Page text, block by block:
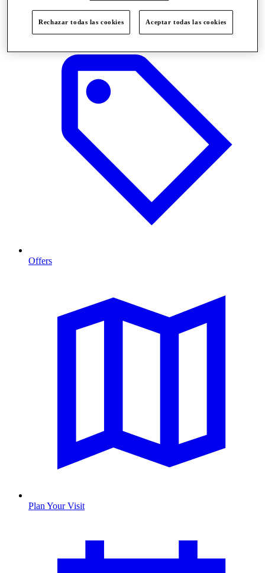
Offers
Plan Your Visit
Rechazar todas las cookies Aceptar todas las cookies